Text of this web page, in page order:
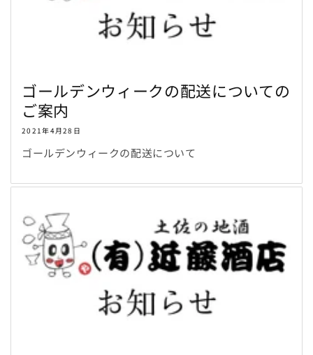
ゴールデンウィークの配送についての
ご案内
2021年4月28日
ゴールデンウィークの配送について